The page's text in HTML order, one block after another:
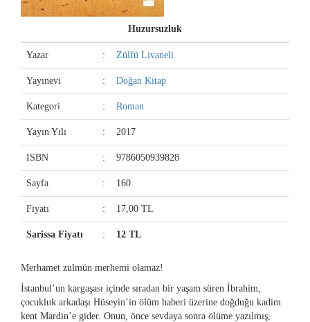
Huzursuzluk
Yazar : Zülfü Livaneli
Yayınevi : Doğan Kitap
Kategori : Roman
Yayın Yılı : 2017
ISBN : 9786050939828
Sayfa : 160
Fiyatı : 17,00 TL
Sarissa Fiyatı : 12 TL
Merhamet zulmün merhemi olamaz!
İstanbul’un kargaşası içinde sıradan bir yaşam süren İbrahim,
çocukluk arkadaşı Hüseyin’in ölüm haberi üzerine doğduğu kadim
kent Mardin’e gider. Onun, önce sevdaya sonra ölüme yazılmış,